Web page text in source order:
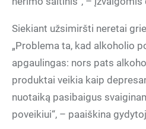
Siekiant užsimiršti neretai
„Problema ta, kad alkoholio
apgaulingas: nors pats
produktai veikia kaip
nuotaiką pasibaigus
poveikiui“, – paaiškina